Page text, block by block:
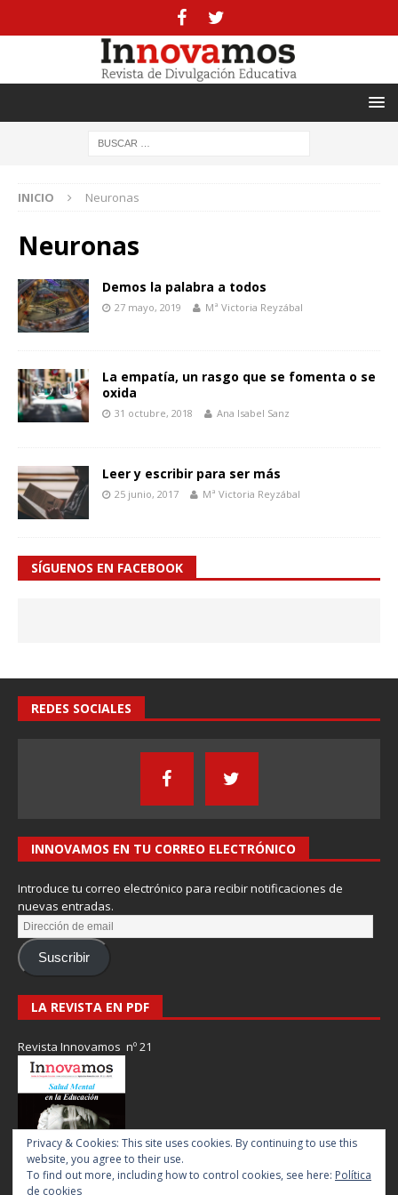
INICIO Neuronas
Neuronas
Demos la palabra a todos
27 mayo, 2019 Mª Victoria Reyzábal
La empatía, un rasgo que se fomenta o se
oxida
31 octubre, 2018 Ana Isabel Sanz
Leer y escribir para ser más
25 junio, 2017 Mª Victoria Reyzábal
SÍGUENOS EN FACEBOOK
REDES SOCIALES
INNOVAMOS EN TU CORREO ELECTRÓNICO
Introduce tu correo electrónico para recibir notificaciones de
nuevas entradas.
Suscribir
LA REVISTA EN PDF
Revista Innovamos nº 21
Privacy & Cookies: This site uses cookies. By continuing to use this
website, you agree to their use.
To find out more, including how to control cookies, see here: Política
de cookies